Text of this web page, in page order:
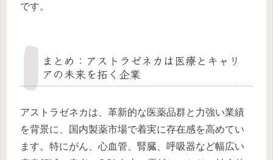
です。
まとめ：アストラゼネカは医療とキャリ
アの未来を拓く企業
アストラゼネカは、革新的な医薬品群と力強い業績
を背景に、国内製薬市場で着実に存在感を高めてい
ます。特にがん、心血管、腎臓、呼吸器など幅広い